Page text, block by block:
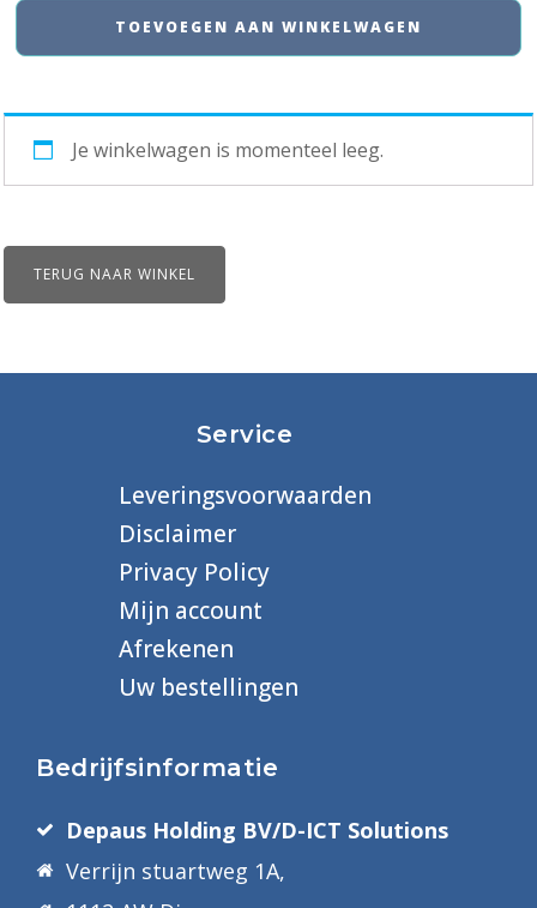
vervalt
virtuele
deelname
TOEVOEGEN AAN WINKELWAGEN
Je winkelwagen is momenteel leeg.
TERUG NAAR WINKEL
Service
Leveringsvoorwaarden
Disclaimer
Privacy Policy
Mijn account
Afrekenen
Uw bestellingen
Bedrijfsinformatie
Depaus Holding BV/D-ICT Solutions
Verrijn stuartweg 1A,